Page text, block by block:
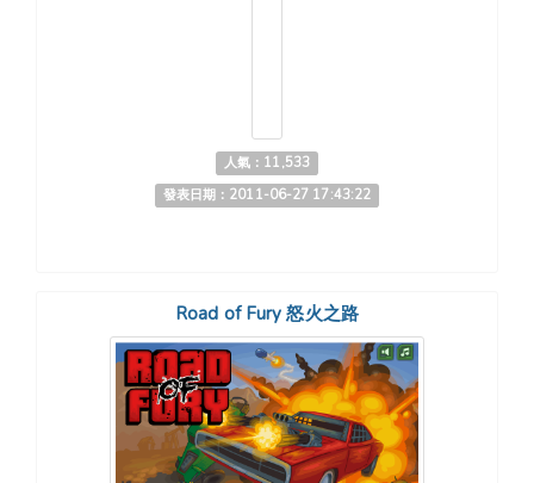
人氣：11,533
發表日期：2011-06-27 17:43:22
Road of Fury 怒火之路